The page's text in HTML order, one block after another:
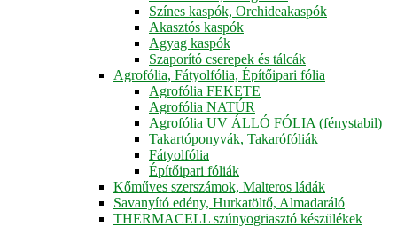
Színes kaspók, Orchideakaspók
Akasztós kaspók
Agyag kaspók
Szaporító cserepek és tálcák
Agrofólia, Fátyolfólia, Építőipari fólia
Agrofólia FEKETE
Agrofólia NATÚR
Agrofólia UV ÁLLÓ FÓLIA (fénystabil)
Takartóponyvák, Takarófóliák
Fátyolfólia
Építőipari fóliák
Kőműves szerszámok, Malteros ládák
Savanyító edény, Hurkatöltő, Almadaráló
THERMACELL szúnyogriasztó készülékek